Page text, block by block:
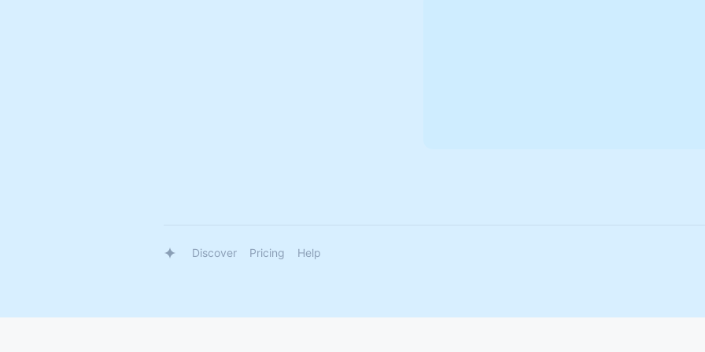
Discover Pricing Help